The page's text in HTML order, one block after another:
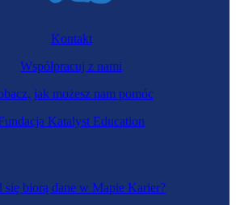
się biorą dane w Mapie Karier?
Kontakt
Współpracuj z nami
jak możesz nam pomóc
Katalyst Education